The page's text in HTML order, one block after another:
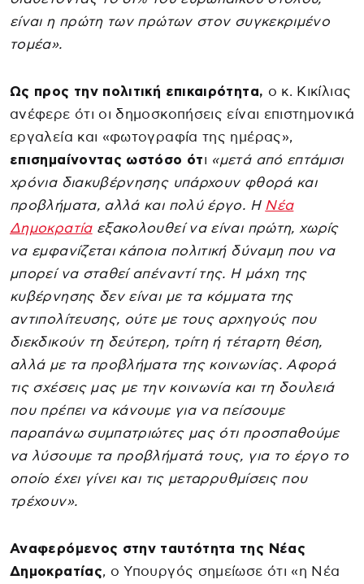
είναι η πρώτη των πρώτων στον συγκεκριμένο
τομέα».
Ως προς την πολιτική επικαιρότητα, ο κ. Κικίλιας
ανέφερε ότι οι δημοσκοπήσεις είναι επιστημονικά
εργαλεία και «φωτογραφία της ημέρας»,
επισημαίνοντας ωστόσο ότι «μετά από επτάμισι
χρόνια διακυβέρνησης υπάρχουν φθορά και
προβλήματα, αλλά και πολύ έργο. Η Νέα
Δημοκρατίαεξακολουθεί να είναι πρώτη, χωρίς
να εμφανίζεται κάποια πολιτική δύναμη που να
μπορεί να σταθεί απέναντί της. Η μάχη της
κυβέρνησης δεν είναι με τα κόμματα της
αντιπολίτευσης, ούτε με τους αρχηγούς που
διεκδικούν τη δεύτερη, τρίτη ή τέταρτη θέση,
αλλά με τα προβλήματα της κοινωνίας. Αφορά
τις σχέσεις μας με την κοινωνία και τη δουλειά
που πρέπει να κάνουμε για να πείσουμε
παραπάνω συμπατριώτες μας ότι προσπαθούμε
να λύσουμε τα προβλήματά τους, για το έργο το
οποίο έχει γίνει και τις μεταρρυθμίσεις που
τρέχουν».
Αναφερόμενος στην ταυτότητα της Νέας
Δημοκρατίας, ο Υπουργός σημείωσε ότι «η Νέα